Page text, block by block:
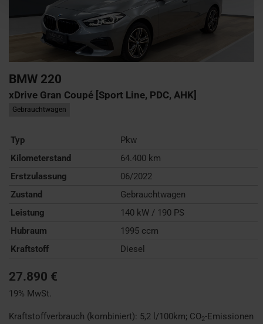
BMW 220
xDrive Gran Coupé [Sport Line, PDC, AHK]
Gebrauchtwagen
Typ
Pkw
Kilometerstand
64.400 km
Erstzulassung
06/2022
Zustand
Gebrauchtwagen
Leistung
140 kW / 190 PS
Hubraum
1995 ccm
Kraftstoff
Diesel
27.890 €
19% MwSt.
Kraftstoffverbrauch (kombiniert): 5,2 l/100km; CO2-Emissionen